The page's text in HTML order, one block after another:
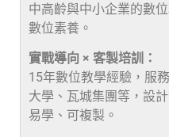
中高齡與中小企業的數
數位素養。
實戰導向 × 客製培訓：
15年數位教學經驗，服
大學、瓦城集團等，設
易學、可複製。